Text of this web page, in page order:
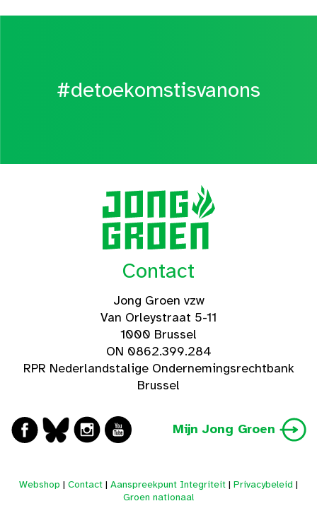
#detoekomstisvanons
Contact
Jong Groen vzw
Van Orleystraat 5-11
1000 Brussel
ON 0862.399.284
RPR Nederlandstalige Ondernemingsrechtbank
Brussel
Mijn Jong Groen
Webshop | Contact | Aanspreekpunt Integriteit | Privacybeleid |
Groen nationaal